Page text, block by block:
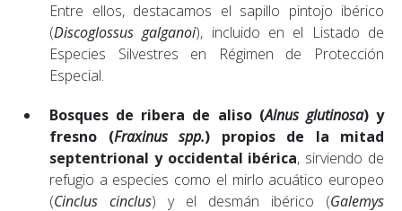
Entre ellos, destacamos el sapillo pintojo ibérico
(Discoglossus galganoi), incluido en el Listado de
Especies Silvestres en Régimen de Protección
Especial.
Bosques de ribera de aliso (Alnus glutinosa) y
fresno (Fraxinus spp.) propios de la mitad
septentrional y occidental ibérica, sirviendo de
refugio a especies como el mirlo acuático europeo
(Cinclus cinclus) y el desmán ibérico (Galemys